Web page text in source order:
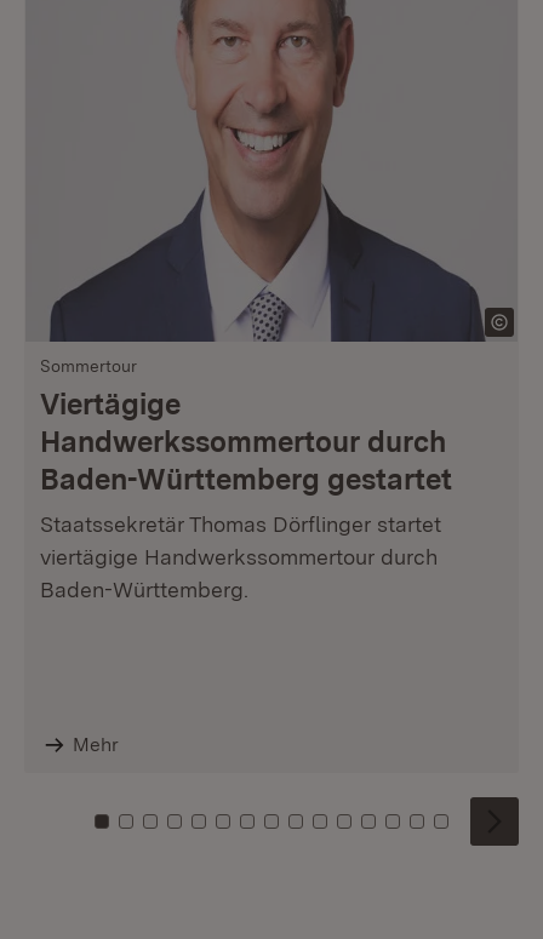
Sommertour
Viertägige
Handwerkssommertour durch
Baden-Württemberg gestartet
Staatssekretär Thomas Dörflinger startet
viertägige Handwerkssommertour durch
Baden-Württemberg.
Mehr
Zu Kachel: 0
Zu Kachel: 1
Zu Kachel: 2
Zu Kachel: 3
Zu Kachel: 4
Zu Kachel: 5
Zu Kachel: 6
Zu Kachel: 7
Zu Kachel: 8
Zu Kachel: 9
Zu Kachel: 10
Zu Kachel: 11
Zu Kachel: 12
Zu Kachel:
Zu